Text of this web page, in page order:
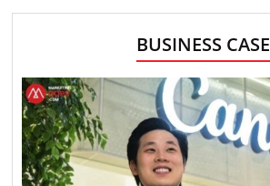
BUSINESS CASE